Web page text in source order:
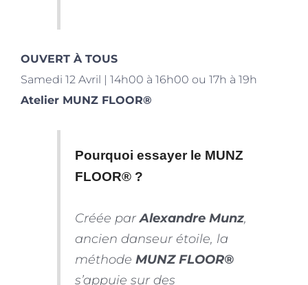
OUVERT À TOUS
Samedi 12 Avril | 14h00 à 16h00 ou 17h à 19h
Atelier MUNZ FLOOR®
Pourquoi essayer le MUNZ
FLOOR®?
Créée parAlexandre Munz,
ancien danseur étoile, la
méthode MUNZ FLOOR®
s’appuie sur des